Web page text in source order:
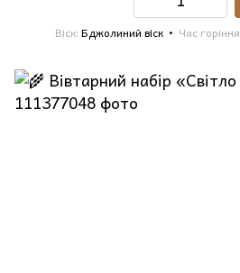
Віск Бджолиний віск Час горіння